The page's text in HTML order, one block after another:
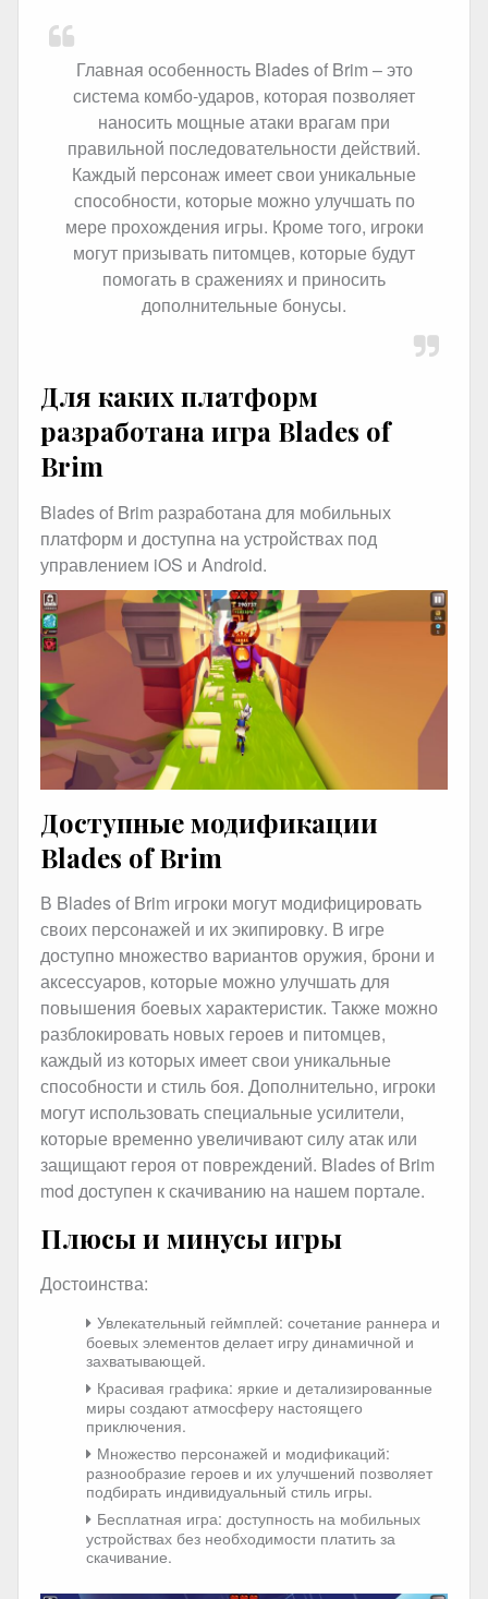
Главная особенность Blades of Brim – это
система комбо-ударов, которая позволяет
наносить мощные атаки врагам при
правильной последовательности действий.
Каждый персонаж имеет свои уникальные
способности, которые можно улучшать по
мере прохождения игры. Кроме того, игроки
могут призывать питомцев, которые будут
помогать в сражениях и приносить
дополнительные бонусы.
Для каких платформ
разработана игра Blades of
Brim
Blades of Brim разработана для мобильных
платформ и доступна на устройствах под
управлением iOS и Android.
Доступные модификации
Blades of Brim
В Blades of Brim игроки могут модифицировать
своих персонажей и их экипировку. В игре
доступно множество вариантов оружия, брони и
аксессуаров, которые можно улучшать для
повышения боевых характеристик. Также можно
разблокировать новых героев и питомцев,
каждый из которых имеет свои уникальные
способности и стиль боя. Дополнительно, игроки
могут использовать специальные усилители,
которые временно увеличивают силу атак или
защищают героя от повреждений. Blades of Brim
mod доступен к скачиванию на нашем портале.
Плюсы и минусы игры
Достоинства:
Увлекательный геймплей: сочетание раннера и
боевых элементов делает игру динамичной и
захватывающей.
Красивая графика: яркие и детализированные
миры создают атмосферу настоящего
приключения.
Множество персонажей и модификаций:
разнообразие героев и их улучшений позволяет
подбирать индивидуальный стиль игры.
Бесплатная игра: доступность на мобильных
устройствах без необходимости платить за
скачивание.